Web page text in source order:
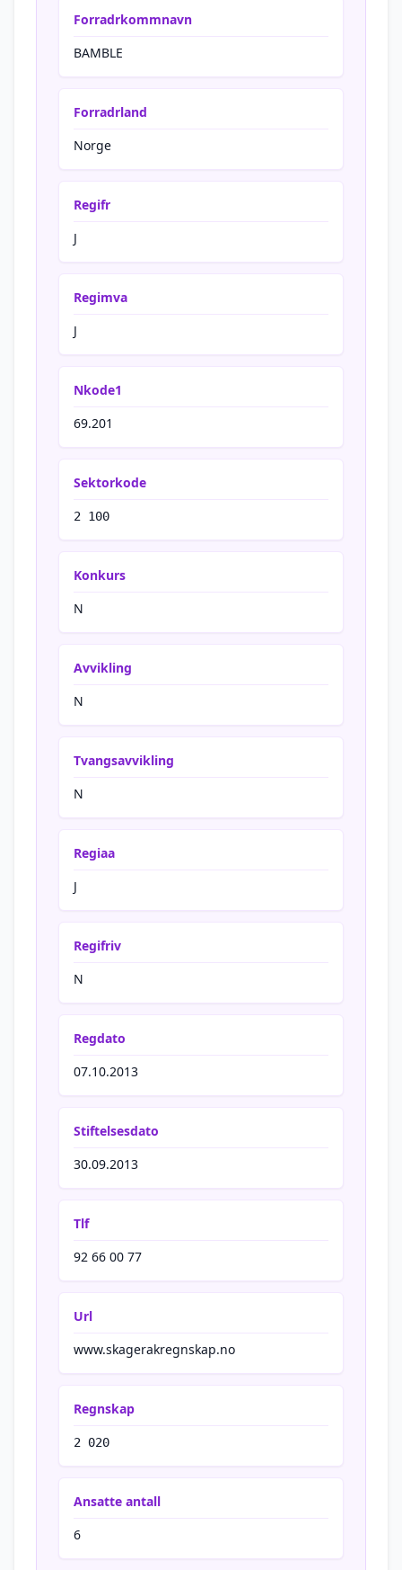
Forradrkommnavn
BAMBLE
Forradrland
Norge
Regifr
J
Regimva
J
Nkode1
69.201
Sektorkode
2 100
Konkurs
N
Avvikling
N
Tvangsavvikling
N
Regiaa
J
Regifriv
N
Regdato
07.10.2013
Stiftelsesdato
30.09.2013
Tlf
92 66 00 77
Url
www.skagerakregnskap.no
Regnskap
2 020
Ansatte antall
6